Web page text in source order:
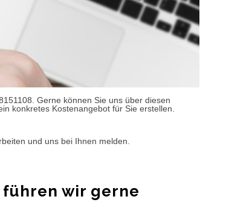
Gerne können Sie uns über diesen
konkretes Kostenangebot für Sie erstellen.
und uns bei Ihnen melden.
wir gerne